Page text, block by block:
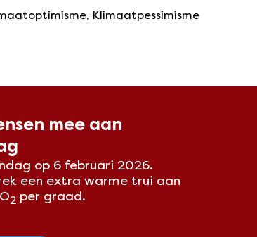
, Klimaatpessimisme
mee aan
op 6 februari 2026.
een extra warme trui aan
2 per graad.